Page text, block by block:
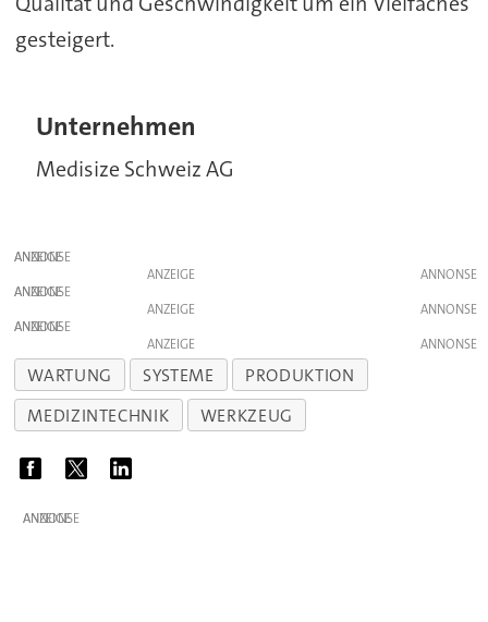
gesteigert.
Unternehmen
Medisize Schweiz AG
ANZEIGE
ANZEIGE
ANZEIGE
ANZEIGE
ANZEIGE
ANZEIGE
WARTUNG SYSTEME
PRODUKTION
MEDIZINTECHNIK
WERKZEUG
ANZEIGE